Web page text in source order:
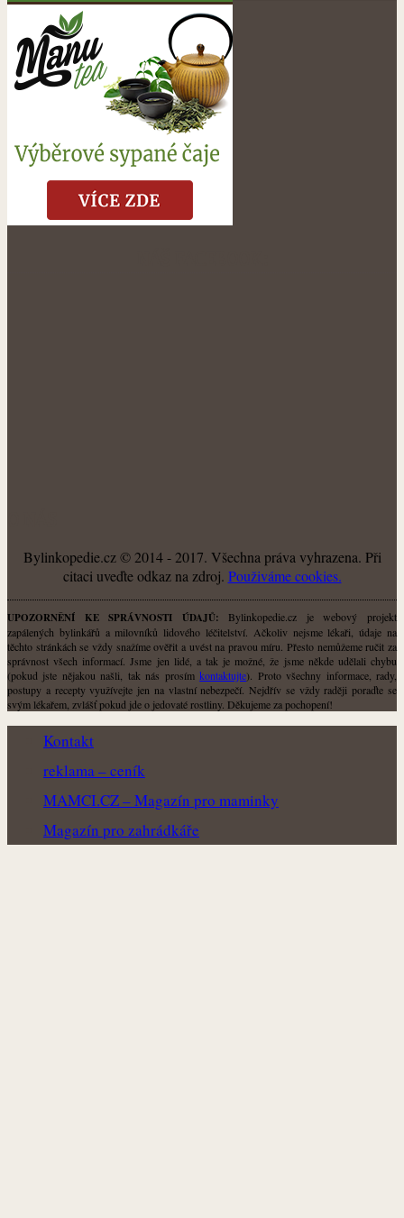
Bylinkopedie.cz © 2014 - 2017. Všechna práva vyhrazena. Při
citaci uveďte odkaz na zdroj. Použiváme cookies.
UPOZORNĚNÍ KE SPRÁVNOSTI ÚDAJŮ: Bylinkopedie.cz je webový projekt
zapálených bylinkářů a milovníků lidového léčitelství. Ačkoliv nejsme lékaři, údaje na
těchto stránkách se vždy snažíme ověřit a uvést na pravou míru. Přesto nemůžeme ručit za
správnost všech informací. Jsme jen lidé, a tak je možné, že jsme někde udělali chybu
(pokud jste nějakou našli, tak nás prosímkontaktujte). Proto všechny informace, rady,
postupy a recepty využívejte jen na vlastní nebezpečí. Nejdřív se vždy raději poraďte se
svým lékařem, zvlášť pokud jde o jedovaté rostliny. Děkujeme za pochopení!
Kontakt
reklama – ceník
MAMCI.CZ – Magazín pro maminky
Magazín pro zahrádkáře